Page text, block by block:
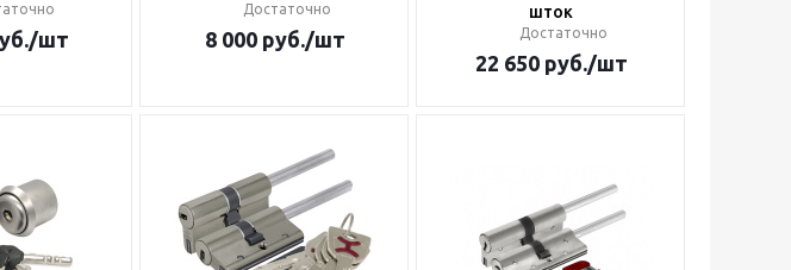
/шт
Достаточно
8 000руб./шт
шток
Достаточно
22 650руб./шт